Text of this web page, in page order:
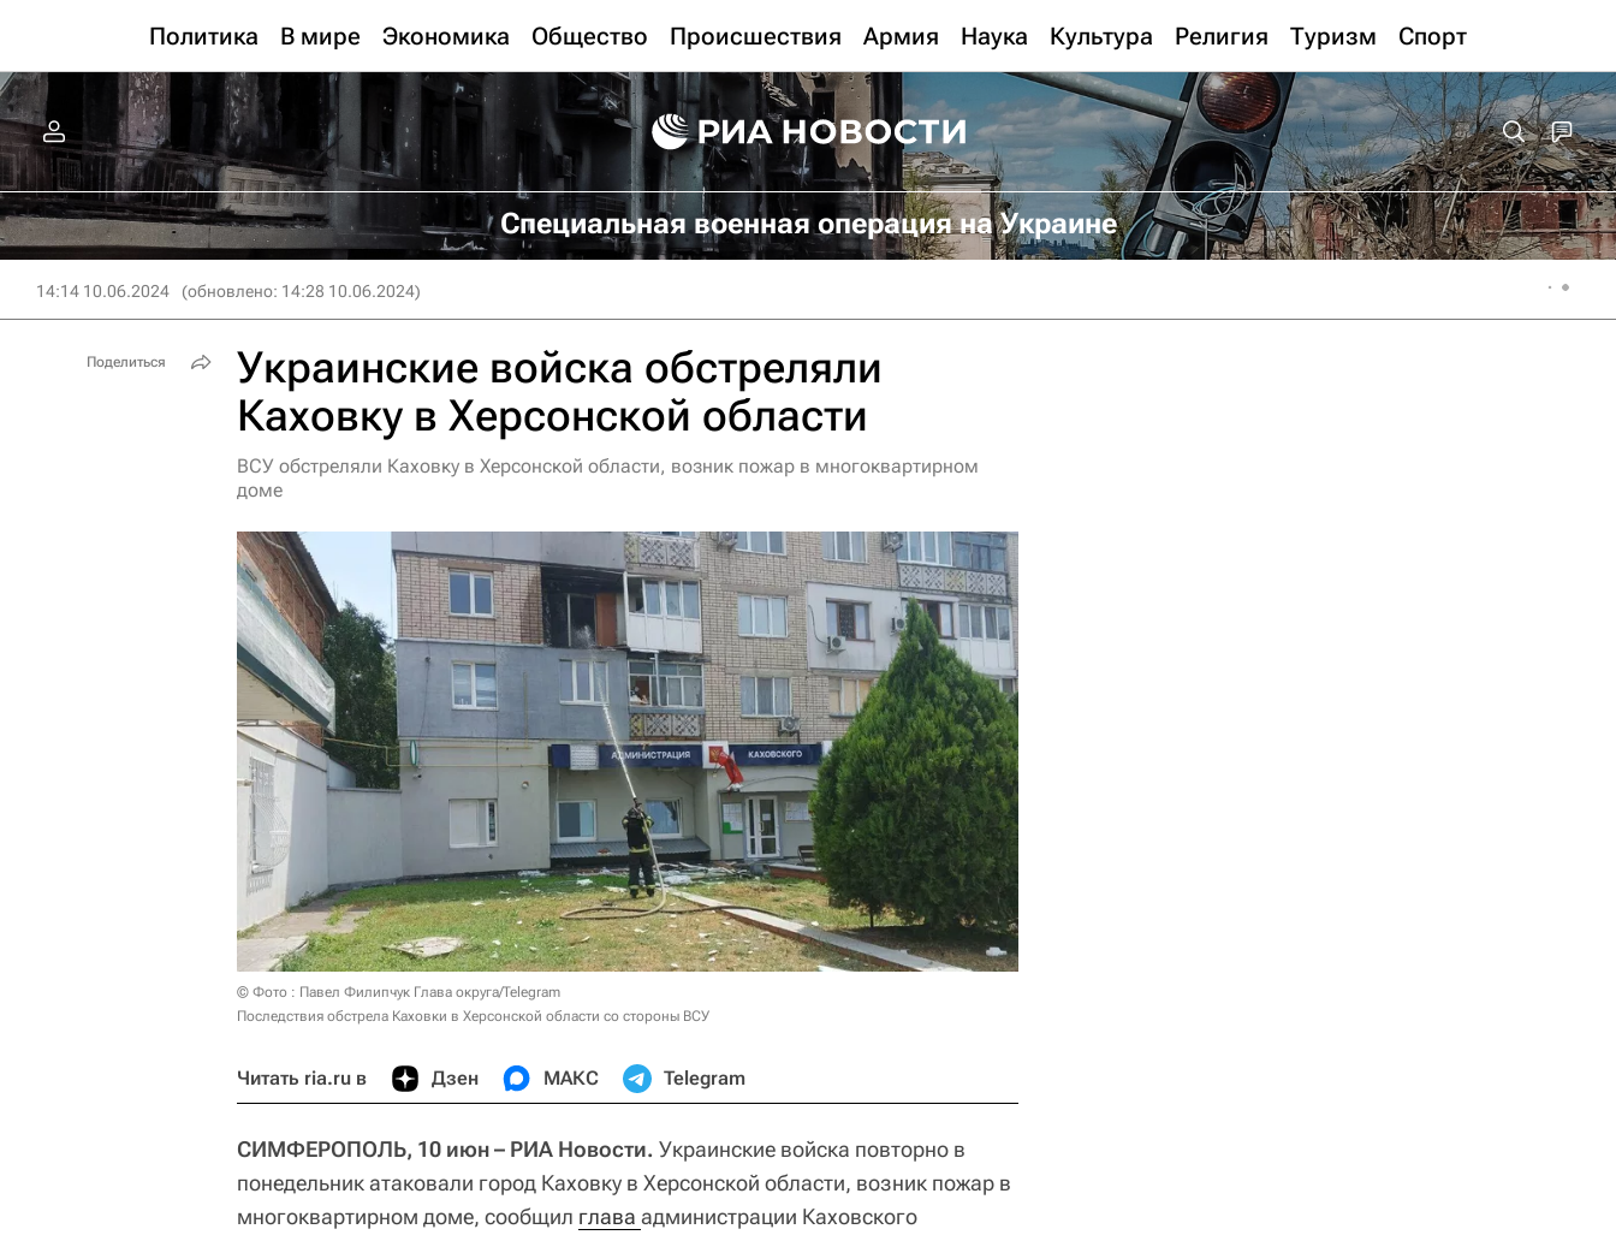
Политика В мире Экономика Общество Происшествия Армия Наука Культура Религия Туризм Спорт
Специальная военная операция на Украине
14:14 10.06.2024 (обновлено: 14:28 10.06.2024)
Украинские войска обстреляли
Каховку в Херсонской области
ВСУ обстреляли Каховку в Херсонской области, возник пожар в многоквартирном
доме
© Фото : Павел Филипчук Глава округа/Telegram
Последствия обстрела Каховки в Херсонской области со стороны ВСУ
Читать ria.ru в Дзен МАКС Telegram
СИМФЕРОПОЛЬ, 10 июн – РИА Новости. Украинские войска повторно в
понедельник атаковали город Каховку в Херсонской области, возник пожар в
многоквартирном доме, сообщил глава администрации Каховского
Поделиться